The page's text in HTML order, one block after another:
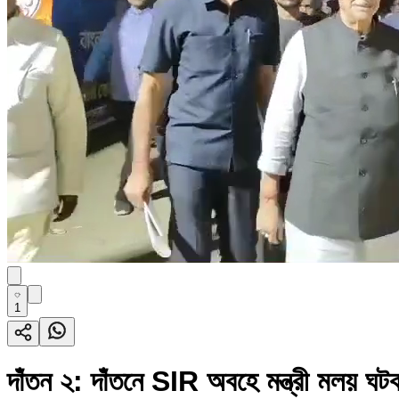
1
দাঁতন ২: দাঁতনে SIR অবহে মন্ত্রী মলয়